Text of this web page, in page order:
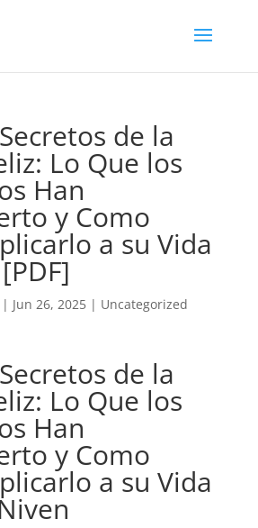
de la
Lo Que los
Han
y Como
a su Vida
| Jun 26, 2025| Uncategorized
de la
Lo Que los
Han
y Como
a su Vida